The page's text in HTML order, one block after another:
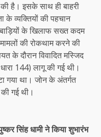
है। इसके साथ ही बाहरी
के व्यक्तियों की पहचान
के खिलाफ सख्त कदम
की रोकथाम करने की
के दौरान विवादित मस्जिद
144) लागू की गई थी।
गया था। जोन के अंतर्गत
गई थी।
सिंह धामी ने किया शुभारंभ